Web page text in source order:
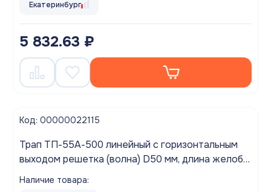
Екатеринбург
5 832.63 ₽
Код: 00000022115
Трап ТП-55А-500 линейный с горизонтальным
выходом решетка (волна) D50 мм, длина желоба
500мм
Наличие товара: